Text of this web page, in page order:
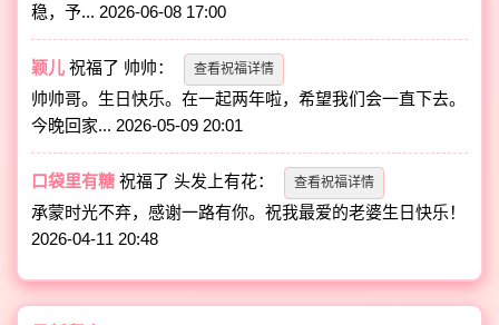
稳，予... 2026-06-08 17:00
颖儿 祝福了 帅帅： 查看祝福详情
帅帅哥。生日快乐。在一起两年啦，希望我们会一直下去。
今晚回家... 2026-05-09 20:01
口袋里有糖 祝福了头发上有花： 查看祝福详情
承蒙时光不弃，感谢一路有你。祝我最爱的老婆生日快乐！
2026-04-11 20:48